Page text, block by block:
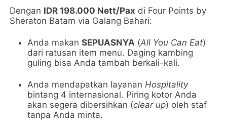
Dengan IDR 198.000 Nett/Pax di Four Points by
Sheraton Batam via Galang Bahari:
Anda makanSEPUASNYA (All You Can Eat)
dari ratusan item menu. Daging kambing
guling bisa Anda tambah berkali-kali.
Anda mendapatkan layananHospitality
bintang 4 internasional. Piring kotor Anda
akan segera dibersihkan (clear up) oleh staf
tanpa Anda minta.